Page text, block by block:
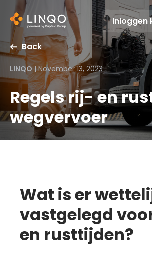
Inloggen
Back
LINQO | November 13, 2023
Regels rij- en
wegvervoer
Wat is er
vastgelegd
en rusttijden?